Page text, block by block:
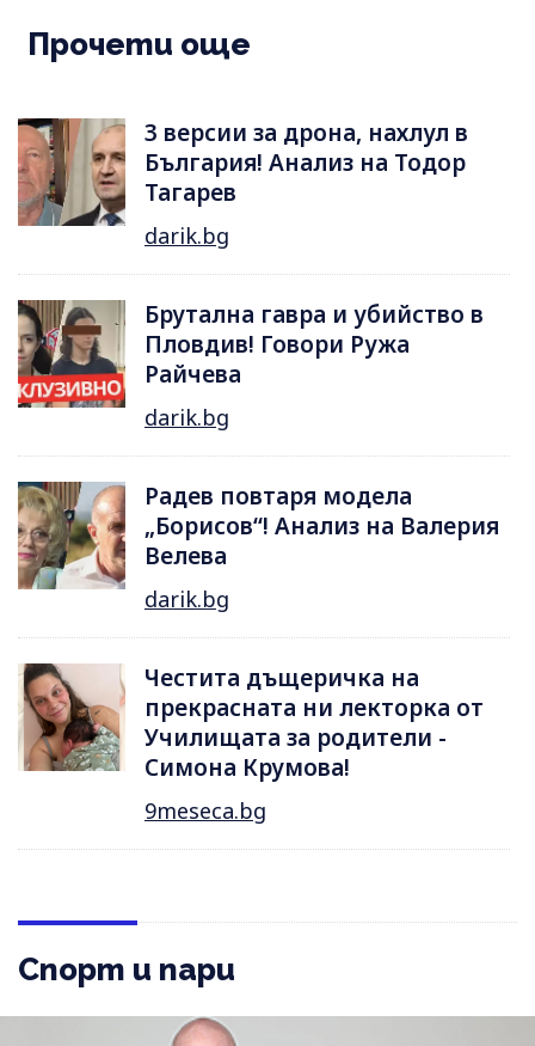
Прочети още
3 версии за дрона, нахлул в
България! Анализ на Тодор
Тагарев
darik.bg
Брутална гавра и убийство в
Пловдив! Говори Ружа
Райчева
darik.bg
Радев повтаря модела
„Борисов“! Анализ на Валерия
Велева
darik.bg
Честита дъщеричка на
прекрасната ни лекторка от
Училищата за родители -
Симона Крумова!
9meseca.bg
Спорт и пари